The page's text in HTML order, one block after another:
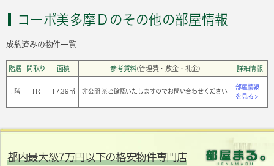
コーポ美多摩Ｄのその他の部屋情報
成約済みの物件一覧
階層 間取り 面積 参考賃料(管理費・敷金・礼金) 詳細情報
1階 1Ｒ 17.39㎡ 非公開 ※ご確認いたしますのでお問い合わせください
部屋情報
を見る >
都内最大級7万円以下の格安物件専門店